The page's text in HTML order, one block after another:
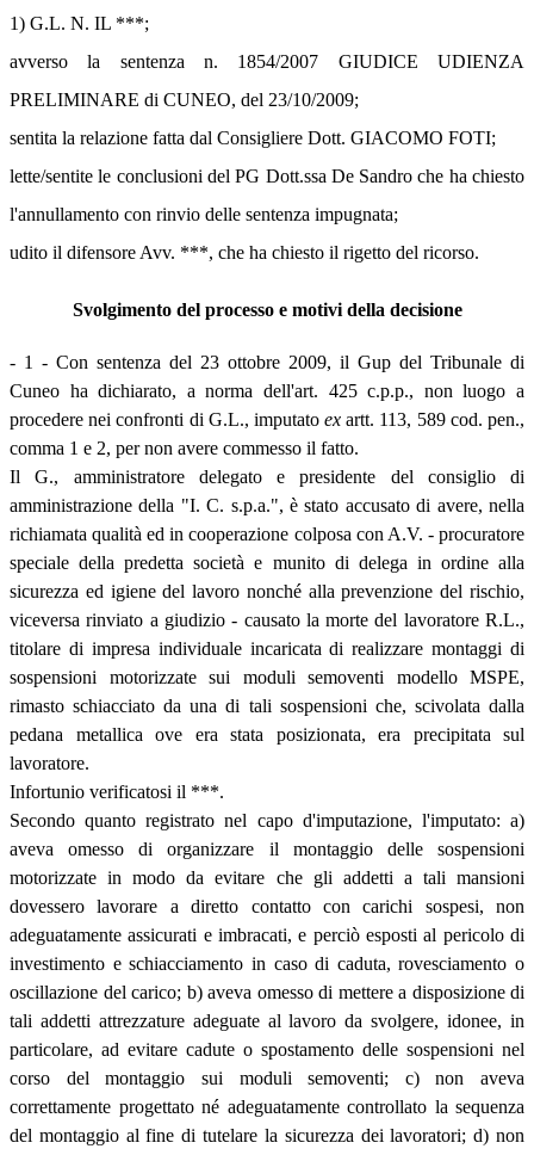
1) G.L. N. IL ***;
avverso la sentenza n. 1854/2007 GIUDICE UDIENZA
PRELIMINARE di CUNEO, del 23/10/2009;
sentita la relazione fatta dal Consigliere Dott. GIACOMO FOTI;
lette/sentite le conclusioni del PG Dott.ssa De Sandro che ha chiesto
l'annullamento con rinvio delle sentenza impugnata;
udito il difensore Avv. ***, che ha chiesto il rigetto del ricorso.
Svolgimento del processo e motivi della decisione
- 1 - Con sentenza del 23 ottobre 2009, il Gup del Tribunale di
Cuneo ha dichiarato, a norma dell'art. 425 c.p.p., non luogo a
procedere nei confronti di G.L., imputatoexartt. 113, 589 cod. pen.,
comma 1 e 2, per non avere commesso il fatto.
Il G., amministratore delegato e presidente del consiglio di
amministrazione della "I. C. s.p.a.", è stato accusato di avere, nella
richiamata qualità ed in cooperazione colposa con A.V. - procuratore
speciale della predetta società e munito di delega in ordine alla
sicurezza ed igiene del lavoro nonché alla prevenzione del rischio,
viceversa rinviato a giudizio - causato la morte del lavoratore R.L.,
titolare di impresa individuale incaricata di realizzare montaggi di
sospensioni motorizzate sui moduli semoventi modello MSPE,
rimasto schiacciato da una di tali sospensioni che, scivolata dalla
pedana metallica ove era stata posizionata, era precipitata sul
lavoratore.
Infortunio verificatosi il ***.
Secondo quanto registrato nel capo d'imputazione, l'imputato: a)
aveva omesso di organizzare il montaggio delle sospensioni
motorizzate in modo da evitare che gli addetti a tali mansioni
dovessero lavorare a diretto contatto con carichi sospesi, non
adeguatamente assicurati e imbracati, e perciò esposti al pericolo di
investimento e schiacciamento in caso di caduta, rovesciamento o
oscillazione del carico; b) aveva omesso di mettere a disposizione di
tali addetti attrezzature adeguate al lavoro da svolgere, idonee, in
particolare, ad evitare cadute o spostamento delle sospensioni nel
corso del montaggio sui moduli semoventi; c) non aveva
correttamente progettato né adeguatamente controllato la sequenza
del montaggio al fine di tutelare la sicurezza dei lavoratori; d) non